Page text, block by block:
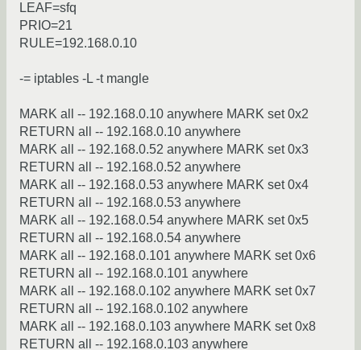
LEAF=sfq
PRIO=21
RULE=192.168.0.10
-= iptables -L -t mangle
МARK all -- 192.168.0.10 anywhere MARK set 0x2
RETURN all -- 192.168.0.10 anywhere
MARK all -- 192.168.0.52 anywhere MARK set 0x3
RETURN all -- 192.168.0.52 anywhere
MARK all -- 192.168.0.53 anywhere MARK set 0x4
RETURN all -- 192.168.0.53 anywhere
MARK all -- 192.168.0.54 anywhere MARK set 0x5
RETURN all -- 192.168.0.54 anywhere
MARK all -- 192.168.0.101 anywhere MARK set 0x6
RETURN all -- 192.168.0.101 anywhere
MARK all -- 192.168.0.102 anywhere MARK set 0x7
RETURN all -- 192.168.0.102 anywhere
MARK all -- 192.168.0.103 anywhere MARK set 0x8
RETURN all -- 192.168.0.103 anywhere